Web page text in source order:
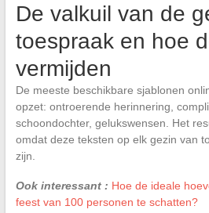
De valkuil van de
toespraak en hoe
vermijden
De meeste beschikbare sjablonen
opzet: ontroerende herinnering,
schoondochter, gelukswensen. Het
omdat deze teksten op elk gezin van
zijn.
Ook interessant : Hoe de ideale
feest van 100 personen te schatten?